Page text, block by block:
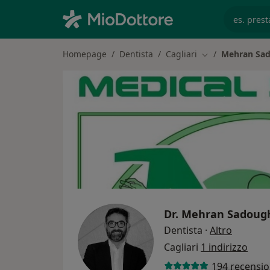
Homepage Dentista Cagliari Cambia città
Mehran
Dr. Mehran
Dentista · Altro
Cagliari 1 indirizzo
194